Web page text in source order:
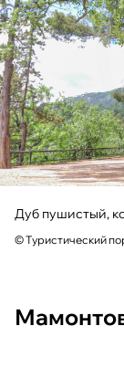
Дуб пушистый,
© Туристический